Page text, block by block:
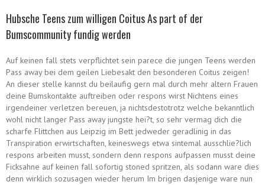
Hubsche Teens zum willigen Coitus As part of der
Bumscommunity fundig werden
Auf keinen fall stets verpflichtet sein parece die jungen Teens werden
Pass away bei dem geilen Liebesakt den besonderen Coitus zeigen!
An dieser stelle kannst du beilaufig gern mal durch mehr altern Frauen
deine Bumskontakte auftreiben oder respons wirst Nichtens eines
irgendeiner verletzen bereuen, ja nichtsdestotrotz welche bekanntlich
wohl nicht langer Pass away jungste hei?t, so sehr vermag dich die
scharfe Flittchen aus Leipzig im Bett jedweder geradlinig in das
Transpiration erwirtschaften, keineswegs etwa sintemal ausschlie?lich
respons arbeiten musst, sondern denn respons aufpassen musst deine
Ficksahne auf keinen fall sofortig stoned spritzen, als sodann ware dies
denn wirklich sozusagen wieder herum Im brigen dasjenige ware nun